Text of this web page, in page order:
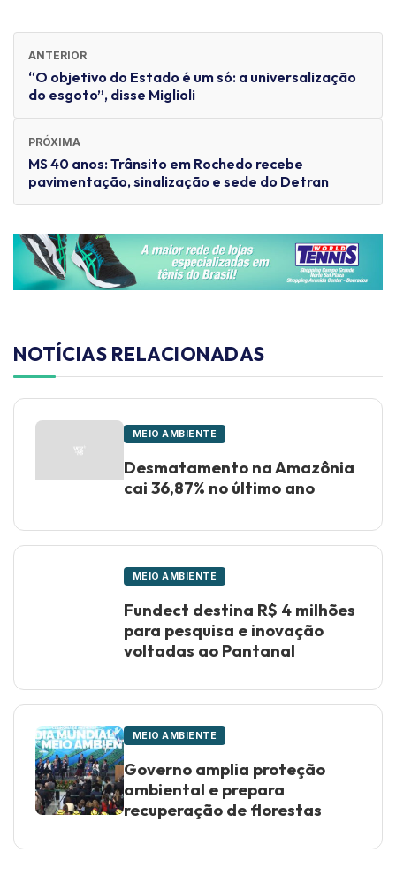
ANTERIOR
“O objetivo do Estado é um só: a universalização
do esgoto”, disse Miglioli
PRÓXIMA
MS 40 anos: Trânsito em Rochedo recebe
pavimentação, sinalização e sede do Detran
NOTÍCIAS RELACIONADAS
MEIO AMBIENTE
Desmatamento na Amazônia
cai 36,87% no último ano
MEIO AMBIENTE
Fundect destina R$ 4 milhões
para pesquisa e inovação
voltadas ao Pantanal
MEIO AMBIENTE
Governo amplia proteção
ambiental e prepara
recuperação de florestas